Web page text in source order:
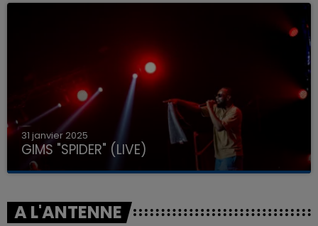
31 janvier 2025
GIMS "SPIDER" (LIVE)
A L'ANTENNE